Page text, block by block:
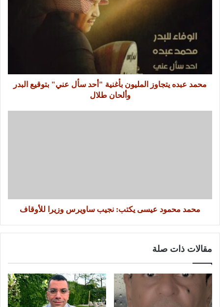
محمد عبده يتجاوز المليون بأغنية "أحد سأل عني" بتوقيع البدر
وألحان طلال
محمد محمود عيسى يكتب: نجيب ساويرس وزيرا للأوقاف
مقالات ذات صلة